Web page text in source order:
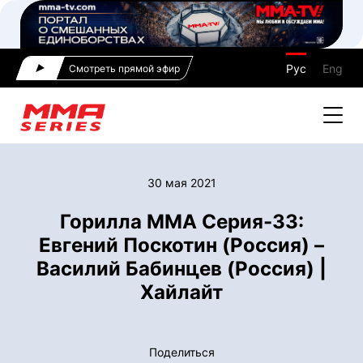
Смотреть прямой эфир Рус Eng
30 мая 2021
Горилла ММА Серия-33:
Евгений Поскотин (Россия) –
Василий Бабинцев (Россия) |
Хайлайт
Поделиться